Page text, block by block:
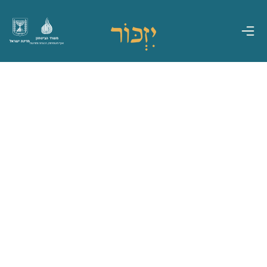
מדינת ישראל
משרד הביטחון
אגף משפחות, הנצחה ומורשת